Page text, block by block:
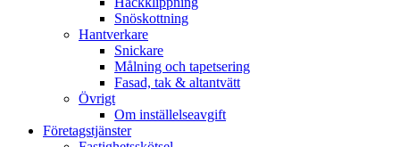
Snöskottning
Hantverkare
Snickare
Målning och tapetsering
Fasad, tak & altantvätt
Övrigt
Om inställelseavgift
Företagstjänster